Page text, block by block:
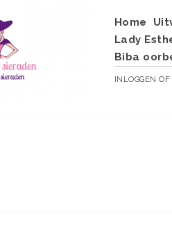
Home
Lady
Biba
INLOGGEN OF